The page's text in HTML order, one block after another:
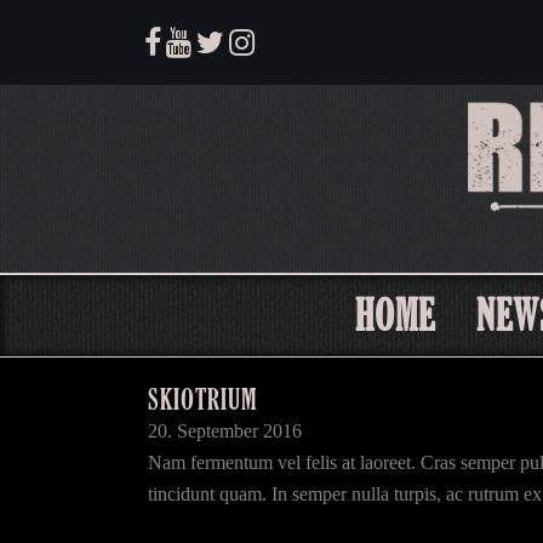
HOME
SKIOTRIUM
20. September 2016
Nam fermentum vel felis at laoreet. Cras semper
tincidunt quam. In semper nulla turpis, ac rutrum